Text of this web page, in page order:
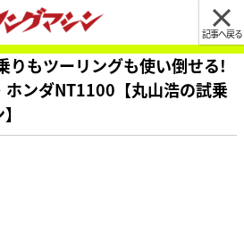
記事へ戻る
もツーリングも使い倒せる!
ホンダNT1100【丸山浩の試乗